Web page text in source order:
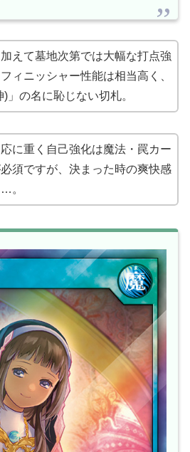
加えて墓地次第では大幅な打点強
ィニッシャー性能は相当高く、
)」の名に恥じない切札。
に重く自己強化は魔法・罠カー
必須ですが、決まった時の爽快感
。